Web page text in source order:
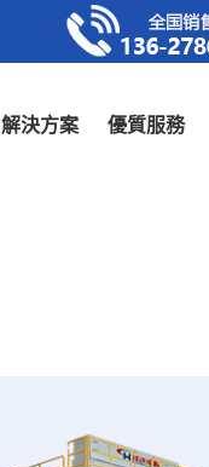
解決方案 優質服務